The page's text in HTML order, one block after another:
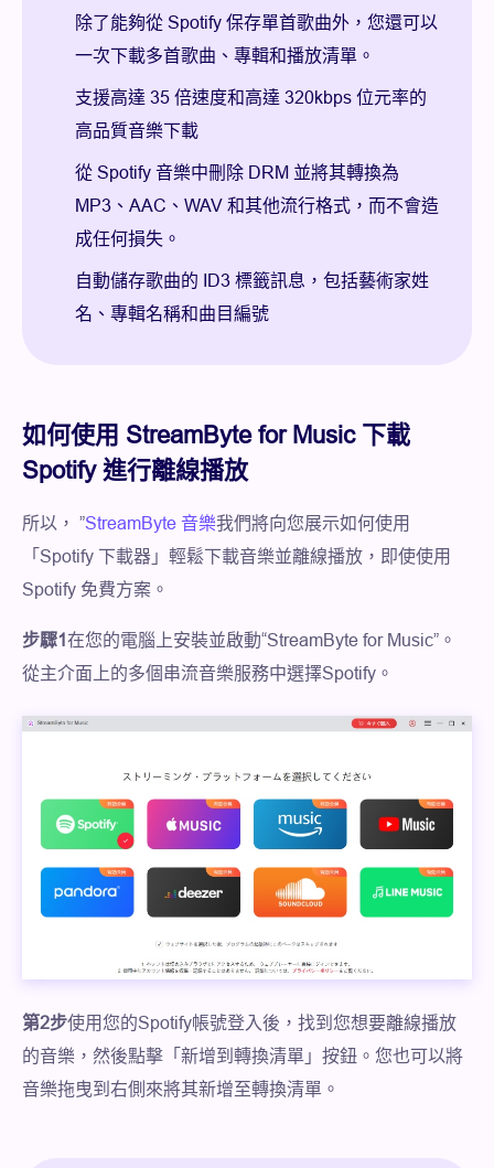
除了能夠從 Spotify 保存單首歌曲外，您還可以
一次下載多首歌曲、專輯和播放清單。
支援高達 35 倍速度和高達 320kbps 位元率的
高品質音樂下載
從 Spotify 音樂中刪除 DRM 並將其轉換為
MP3、AAC、WAV 和其他流行格式，而不會造
成任何損失。
自動儲存歌曲的 ID3 標籤訊息，包括藝術家姓
名、專輯名稱和曲目編號
如何使用 StreamByte for Music 下載
Spotify 進行離線播放
所以， ”StreamByte 音樂我們將向您展示如何使用
「Spotify 下載器」輕鬆下載音樂並離線播放，即使使用
Spotify 免費方案。
步驟1在您的電腦上安裝並啟動“StreamByte for Music”。
從主介面上的多個串流音樂服務中選擇Spotify。
第2步使用您的Spotify帳號登入後，找到您想要離線播放
的音樂，然後點擊「新增到轉換清單」按鈕。您也可以將
音樂拖曳到右側來將其新增至轉換清單。